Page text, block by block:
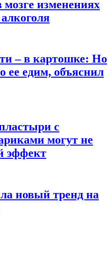
изменениях
– в картошке: Но
ее едим, объяснил
с
могут не
эффект
новый тренд на